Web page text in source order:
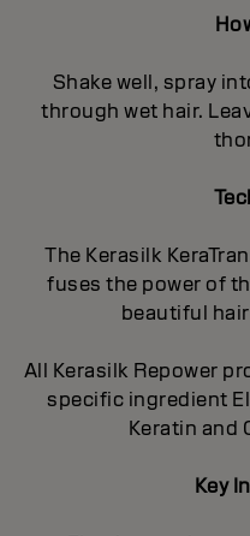
Shake well, spray
through wet hair.
The Kerasilk
fuses the power of
beautiful
All Kerasilk Repower
specific ingredient
Keratin and
Key